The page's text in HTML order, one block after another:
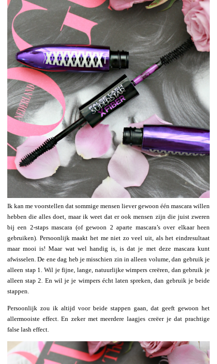
Ik kan me voorstellen dat sommige mensen liever gewoon één mascara willen
hebben die alles doet, maar ik weet dat er ook mensen zijn die juist zweren
bij een 2-staps mascara (of gewoon 2 aparte mascara’s over elkaar heen
gebruiken). Persoonlijk maakt het me niet zo veel uit, als het eindresultaat
maar mooi is! Maar wat wel handig is, is dat je met deze mascara kunt
afwisselen. De ene dag heb je misschien zin in alleen volume, dan gebruik je
alleen stap 1. Wil je fijne, lange, natuurlijke wimpers creëren, dan gebruik je
alleen stap 2. En wil je je wimpers écht laten spreken, dan gebruik je beide
stappen.
Persoonlijk zou ik altijd voor beide stappen gaan, dat geeft gewoon het
allermooiste effect. En zeker met meerdere laagjes creëer je dat prachtige
false lash effect.